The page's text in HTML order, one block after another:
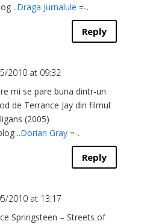
..Draga Jurnalule =-.
Reply
2010 at 09:32
mi se pare buna dintr-un
de Terrance Jay din filmul
(2005)
..Dorian Gray=-.
Reply
2010 at 13:17
Springsteen – Streets of